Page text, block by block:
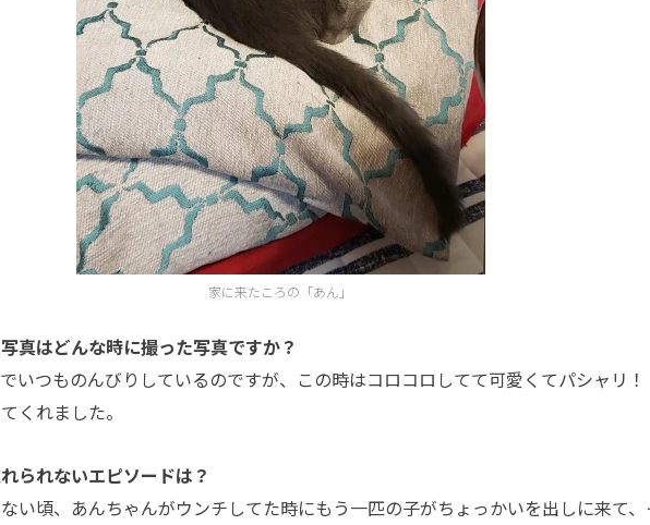
家に来たころの「あん」
真はどんな時に撮った写真ですか？
いつものんびりしているのですが、この時はコロコロしてて可愛くてパシャリ
くれました。
られないエピソードは？
い頃、あんちゃんがウンチしてた時にもう一匹の子がちょっかいを出しに来て